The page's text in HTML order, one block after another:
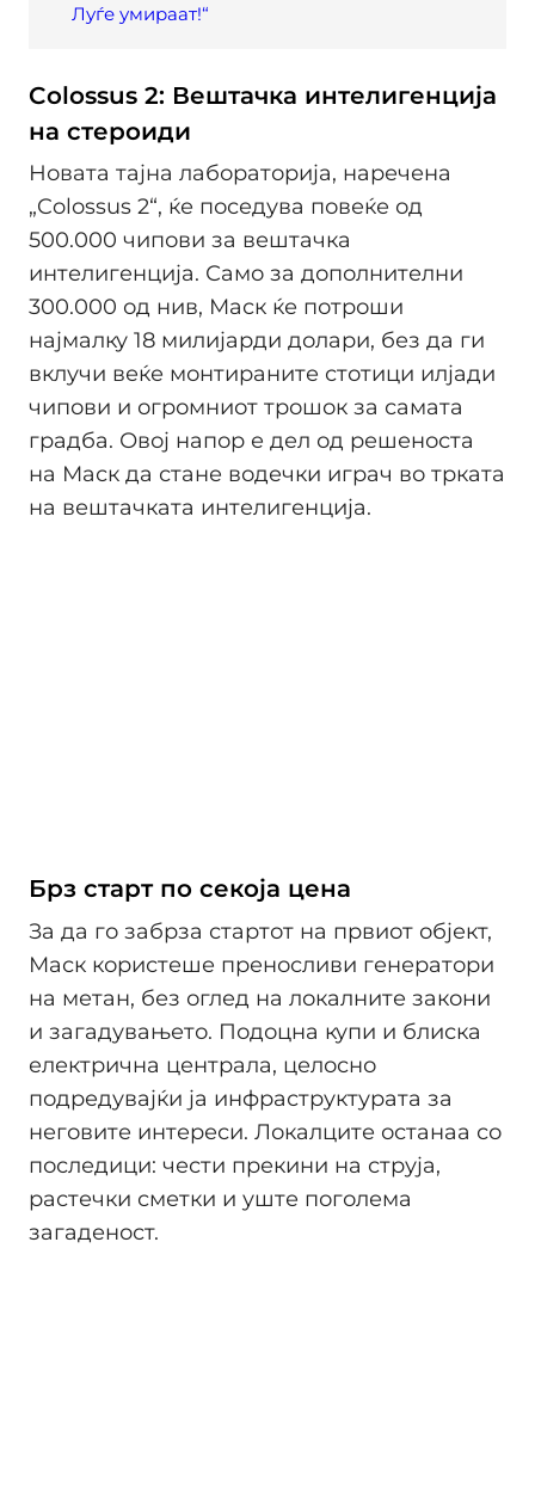
Луѓе умираат!“
Colossus 2: Вештачка интелигенција
на стероиди
Новата тајна лабораторија, наречена
„Colossus 2“, ќе поседува повеќе од
500.000 чипови за вештачка
интелигенција. Само за дополнителни
300.000 од нив, Маск ќе потроши
најмалку 18 милијарди долари, без да ги
вклучи веќе монтираните стотици илјади
чипови и огромниот трошок за самата
градба. Овој напор е дел од решеноста
на Маск да стане водечки играч во трката
на вештачката интелигенција.
Брз старт по секоја цена
За да го забрза стартот на првиот објект,
Маск користеше преносливи генератори
на метан, без оглед на локалните закони
и загадувањето. Подоцна купи и блиска
електрична централа, целосно
подредувајќи ја инфраструктурата за
неговите интереси. Локалците останаа со
последици: чести прекини на струја,
растечки сметки и уште поголема
загаденост.